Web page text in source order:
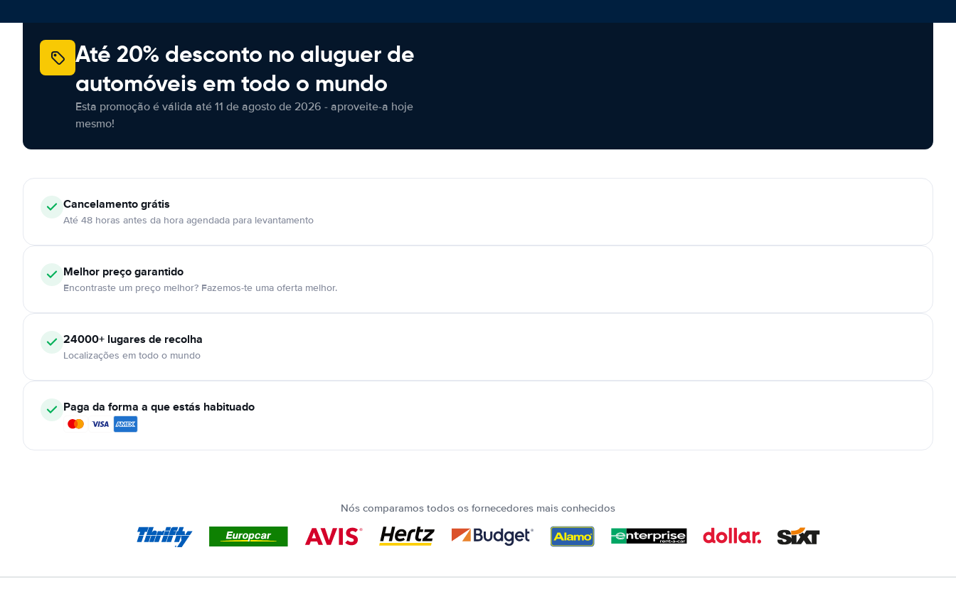
Até 20% desconto no aluguer de
automóveis em todo o mundo
Esta promoção é válida até 11 de agosto de 2026 - aproveite-a hoje
mesmo!
Cancelamentográtis
Até 48 horas antes da hora agendada para levantamento
Melhor preço garantido
Encontraste um preço melhor? Fazemos-te uma oferta melhor.
24000+ lugares de recolha
Localizações em todo o mundo
Paga da forma a que estás habituado
Nós comparamos todos os fornecedores mais conhecidos